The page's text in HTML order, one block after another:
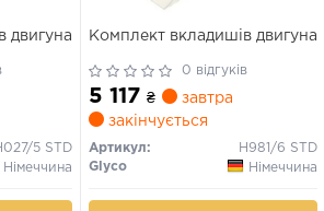
двигуна
5 STD
Німеччина
Комплект вкладишів двигуна
0 відгуків
5 117 ₴
завтра
закінчується
Артикул:
H981/6 STD
Glyco
Німеччина